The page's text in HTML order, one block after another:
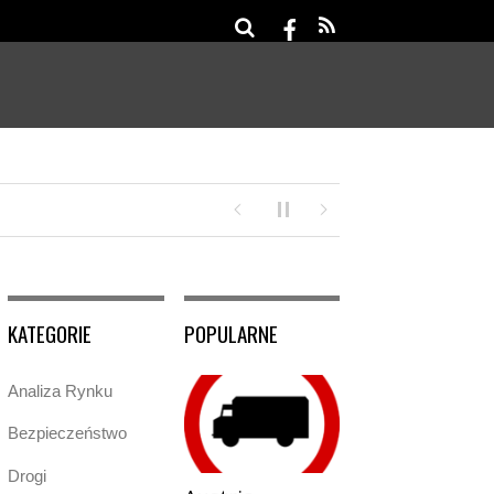
KATEGORIE
Analiza Rynku
Bezpieczeństwo
Drogi
POPULARNE